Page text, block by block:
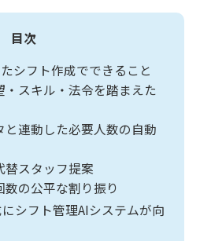
目次
シフト作成でできること
・スキル・法令を踏まえた
連動した必要人数の自動
替スタッフ提案
の公平な割り振り
シフト管理AIシステムが向